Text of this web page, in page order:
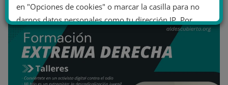
en "Opciones de cookies" o marcar la casilla para no
darnos datos personales como tu dirección IP. Por
último, puedes leer nuestra Política de cookies.
No dar mi información personal